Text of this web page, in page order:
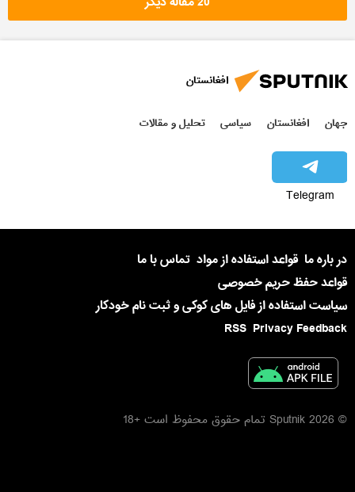
افغانستان
جهان افغانستان سیاسی تحلیل و مقالات
Telegram
در باره ما قواعد استفاده از مواد تماس با ما
قواعد حفظ حریم خصوصی
سیاست استفاده از فایل های کوکی و ثبت نام خودکار
Privacy Feedback
RSS
© 2026 Sputnik تمام حقوق محفوظ است +18